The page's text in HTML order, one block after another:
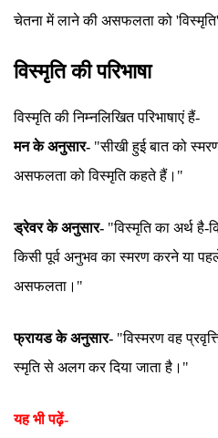
चेतना में लाने की असफलता को
विस्मृति की परिभाषा
विस्मृति की निम्नलिखित परिभाषाएं हैं-
मन के अनुसार- "सीखी हुई बात को
असफलता को विस्मृति कहते हैं।"
ड्रेवर के अनुसार- "विस्मृति का अर्थ
किसी पूर्व अनुभव का स्मरण करने या
असफलता।"
फ्रायड के अनुसार- "विस्मरण वह
स्मृति से अलग कर दिया जाता है।"
यह भी पढ़ें-